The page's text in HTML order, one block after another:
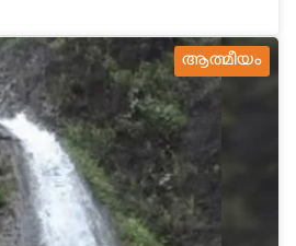
ആത്മീയം